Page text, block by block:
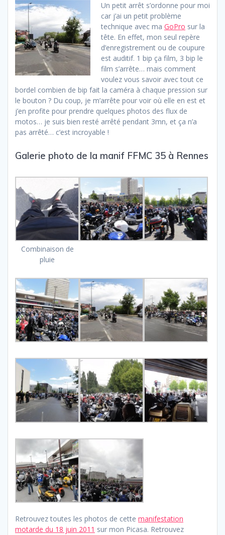
Un petit arrêt s’ordonne pour moi
car j’ai un petit problème
technique avec ma GoPro sur la
tête. En effet, mon seul repère
d’enregistrement ou de coupure
est auditif. 1 bip ça film, 3 bip le
film s’arrête… mais comment
voulez vous savoir avec tout ce
bordel combien de bip fait la caméra à chaque pression sur
le bouton ? Du coup, je m’arrête pour voir où elle en est et
j’en profite pour prendre quelques photos des flux de
motos… je suis bien resté arrêté pendant 3mn, et ça n’a
pas arrêté… c’est incroyable !
Galerie photo de la manif FFMC 35 à Rennes
Combinaison de
pluie
Retrouvez toutes les photos de cette manifestation
motarde du 18 juin 2011 sur mon Picasa. Retrouvez